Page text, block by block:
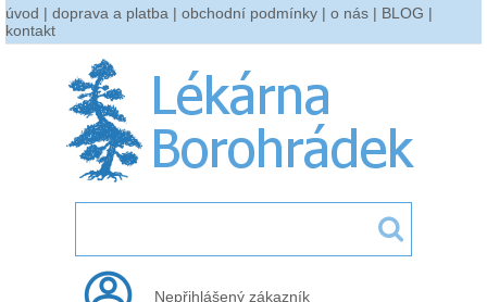
úvod | doprava a platba | obchodní podmínky | o nás | BLOG |
kontakt
Nepřihlášený zákazník